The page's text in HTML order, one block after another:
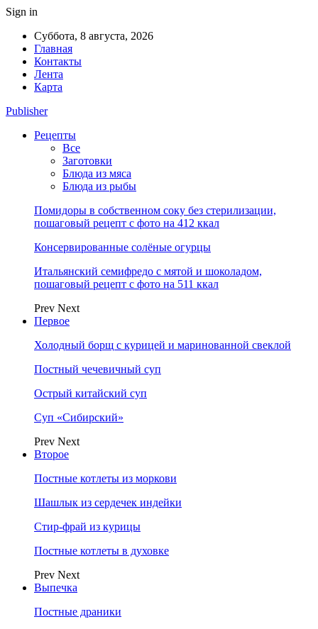
Sign in
Суббота, 8 августа, 2026
Главная
Контакты
Лента
Карта
Publisher
Рецепты
Все
Заготовки
Блюда из мяса
Блюда из рыбы
Помидоры в собственном соку без стерилизации,
пошаговый рецепт с фото на 412 ккал
Консервированные солёные огурцы
Итальянский семифредо с мятой и шоколадом,
пошаговый рецепт с фото на 511 ккал
Prev Next
Первое
Холодный борщ с курицей и маринованной свеклой
Постный чечевичный суп
Острый китайский суп
Суп «Сибирский»
Prev Next
Второе
Постные котлеты из моркови
Шашлык из сердечек индейки
Стир-фрай из курицы
Постные котлеты в духовке
Prev Next
Выпечка
Постные драники